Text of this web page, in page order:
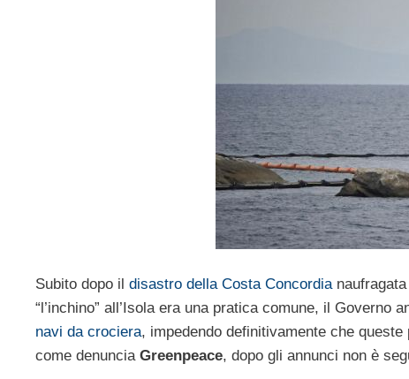
Subito dopo il disastro della Costa Concordia
“l’inchino” all’Isola era una pratica comune, il Governo
navi da crociera, impedendo definitivamente che
come denuncia Greenpeace, dopo gli annunci non è